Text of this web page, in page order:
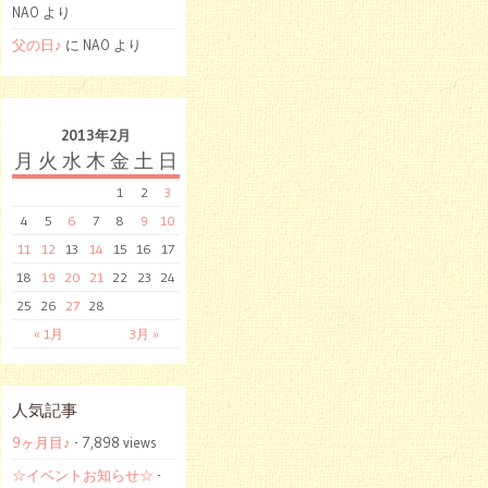
NAO より
父の日♪ に NAO より
2013年2月
月 火 水 木 金 土 日
« 1月 3月 »
1 2
3
4
5 6 7 8 9
10
11
12 13 14 15 16
17
18
19 20 21 22 23
24
25
26 27 28
人気記事
9ヶ月目♪ - 7,898 views
☆イベントお知らせ☆ -